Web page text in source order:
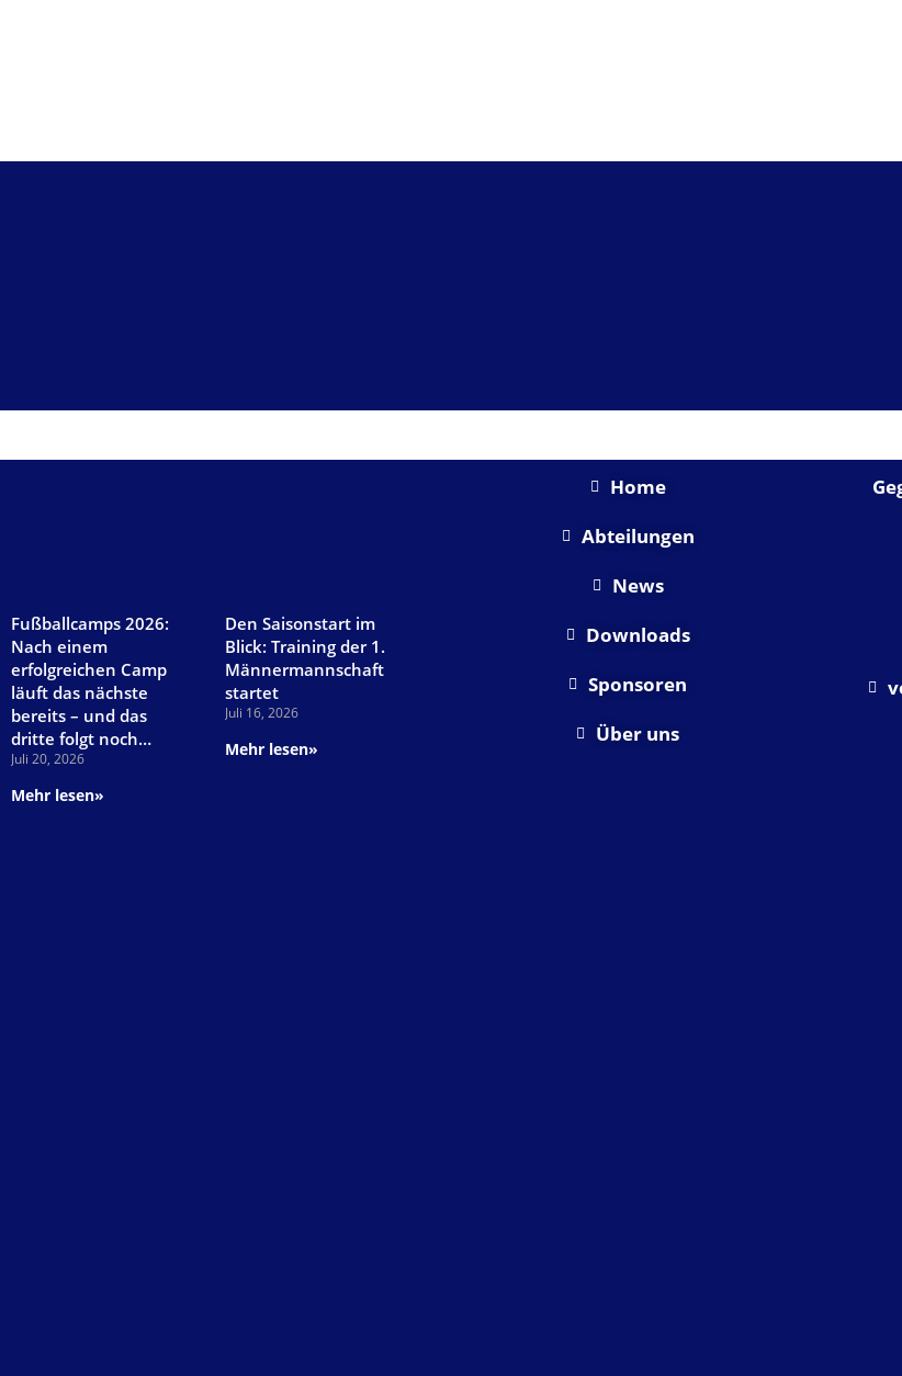
Fußballcamps 2026:
Nach einem
erfolgreichen Camp
läuft das nächste
bereits – und das
dritte folgt noch…
Juli 20, 2026
Mehr lesen»
Den Saisonstart im
Blick: Training der 1.
Männermannschaft
startet
Juli 16, 2026
Mehr lesen»
Home
Abteilungen
News
Downloads
Sponsoren
Über uns